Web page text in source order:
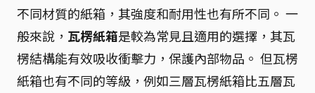
不同材質的紙箱，其強度和耐用性也有所不同。 一
般來說， 瓦楞紙箱是較為常見且適用的選擇，其瓦
楞結構能有效吸收衝擊力，保護內部物品。 但瓦楞
紙箱也有不同的等級，例如三層瓦楞紙箱比五層瓦